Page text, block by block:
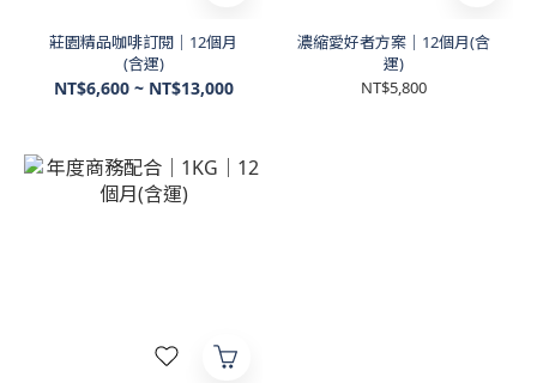
莊園精品咖啡訂閱｜12個月
(含運)
NT$6,600 ~ NT$13,000
濃縮愛好者方案｜12個月(含
運)
NT$5,800